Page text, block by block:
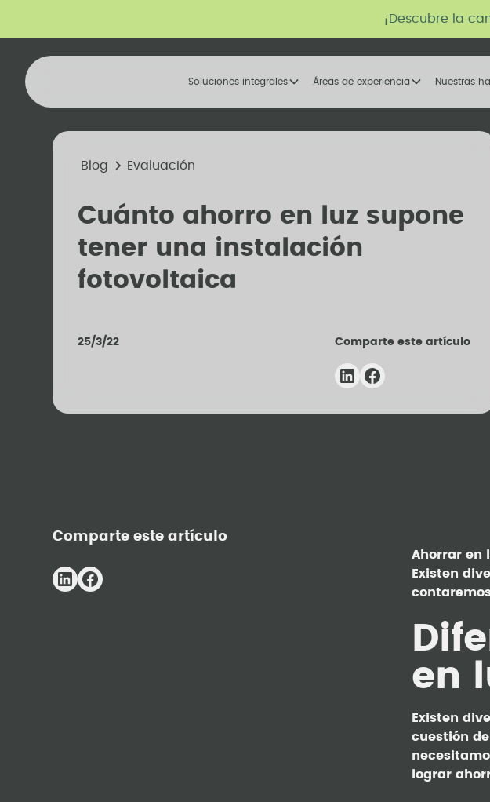
¡Descubre la
Soluciones integrales Áreas de experiencia Nuestras
Blog Evaluación
Cuánto ahorro en luz supone
tener una instalación
fotovoltaica
25/3/22 Comparte este artículo
Comparte este artículo
Ahorrar en
Existen
en
Existen
cuestión
lograr